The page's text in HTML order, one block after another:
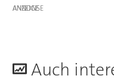
ANZEIGE
Auch